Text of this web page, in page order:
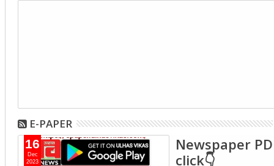
E-PAPER
16
Dec
2023
Newspaper
click👇